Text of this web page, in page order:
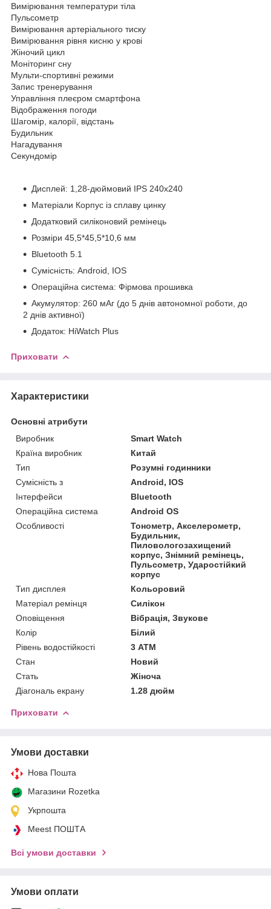
Вимірювання температури тіла
Пульсометр
Вимірювання артеріального тиску
Вимірювання рівня кисню у крові
Жіночий цикл
Моніторинг сну
Мульти-спортивні режими
Запис тренерування
Управління плеєром смартфона
Відображення погоди
Шагомір, калорії, відстань
Будильник
Нагадування
Секундомір
Дисплей: 1,28-дюймовий IPS 240x240
Матеріали Корпус із сплаву цинку
Додатковий силіконовий ремінець
Розміри 45,5*45,5*10,6 мм
Bluetooth 5.1
Сумісність: Android, IOS
Операційна система: Фірмова прошивка
Акумулятор: 260 мАг (до 5 днів автономної роботи, до
2 днів активної)
Додаток: HiWatch Plus
Приховати
Характеристики
Основні атрибути
Виробник
Smart Watch
Країна виробник
Китай
Тип
Розумні годинники
Сумісність з
Android, IOS
Інтерфейси
Bluetooth
Операційна система
Android OS
Особливості
Тонометр, Акселерометр,
Будильник,
Пиловологозахищений
корпус, Знімний ремінець,
Пульсометр, Ударостійкий
корпус
Тип дисплея
Кольоровий
Матеріал ремінця
Силікон
Оповіщення
Вібрація, Звукове
Колір
Білий
Рівень водостійкості
3 АТМ
Стан
Новий
Стать
Жіноча
Діагональ екрану
1.28 дюйм
Приховати
Умови доставки
Нова Пошта
Магазини Rozetka
Укрпошта
Meest ПОШТА
Всі умови доставки
Умови оплати